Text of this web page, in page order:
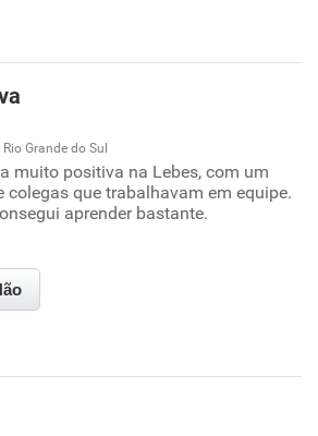
empresa
familiar
Grande do Sul
muito positiva na Lebes, com um
colegas que trabalhavam em equipe.
aprender bastante.